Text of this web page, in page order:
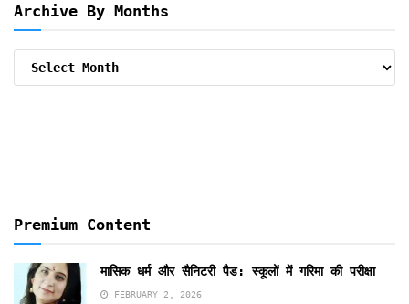
Archive By Months
Premium Content
मासिक धर्म और सैनिटरी पैड: स्कूलों में गरिमा की परीक्षा
FEBRUARY 2, 2026